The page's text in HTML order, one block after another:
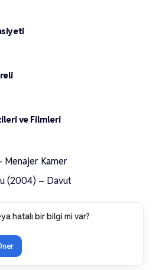
ve Filmleri
Menajer Kamer
(2004) – Davut
hatalı bir bilgi mi var?